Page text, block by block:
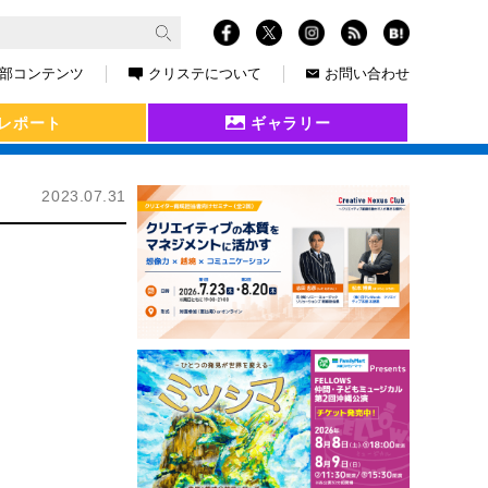
コンテンツ クリステについて お問い合わせ
ポート ギャラリー
2023.07.31